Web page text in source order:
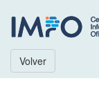
Volver